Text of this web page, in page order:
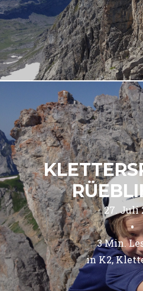
27. Juli
•
3Min.
in K2